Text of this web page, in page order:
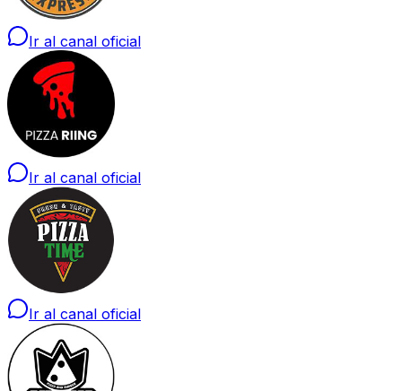
Ir al canal oficial
Ir al canal oficial
Ir al canal oficial